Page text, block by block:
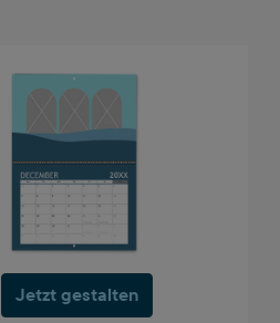
Jetzt gestalten